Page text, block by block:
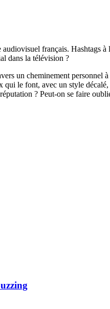
français.
dans la télévision ?
un cheminement personnel
le font, avec un style
? Peut-on se faire